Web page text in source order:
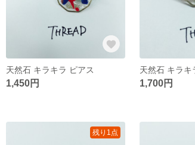
天然石 キラキラ ピアス
1,450円
天然石 キラキ
1,700円
残り1点